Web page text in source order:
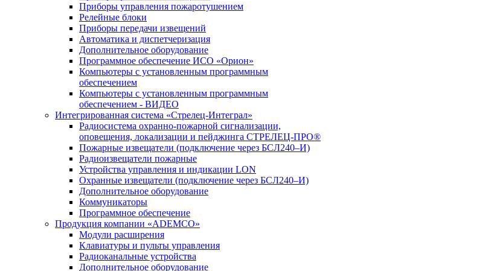
Приборы управления пожаротушением
Релейные блоки
Приборы передачи извещений
Автоматика и диспетчеризация
Дополнительное оборудование
Программное обеспечение ИСО «Орион»
Компьютеры с установленным программным
обеспечением
Компьютеры с установленным программным
обеспечением - ВИДЕО
Интегрированная система «Стрелец-Интеграл»
Радиосистема охранно-пожарной сигнализации,
оповещения, локализации и пейджинга СТРЕЛЕЦ-ПРО®
Пожарные извещатели (подключение через БСЛ240–И)
Радиоизвещатели пожарные
Устройства управления и индикации LON
Охранные извещатели (подключение через БСЛ240–И)
Дополнительное оборудование
Коммуникаторы
Программное обеспечение
Продукция компании «ADEMCO»
Модули расширения
Клавиатуры и пульты управления
Радиоканальные устройства
Дополнительное оборудование